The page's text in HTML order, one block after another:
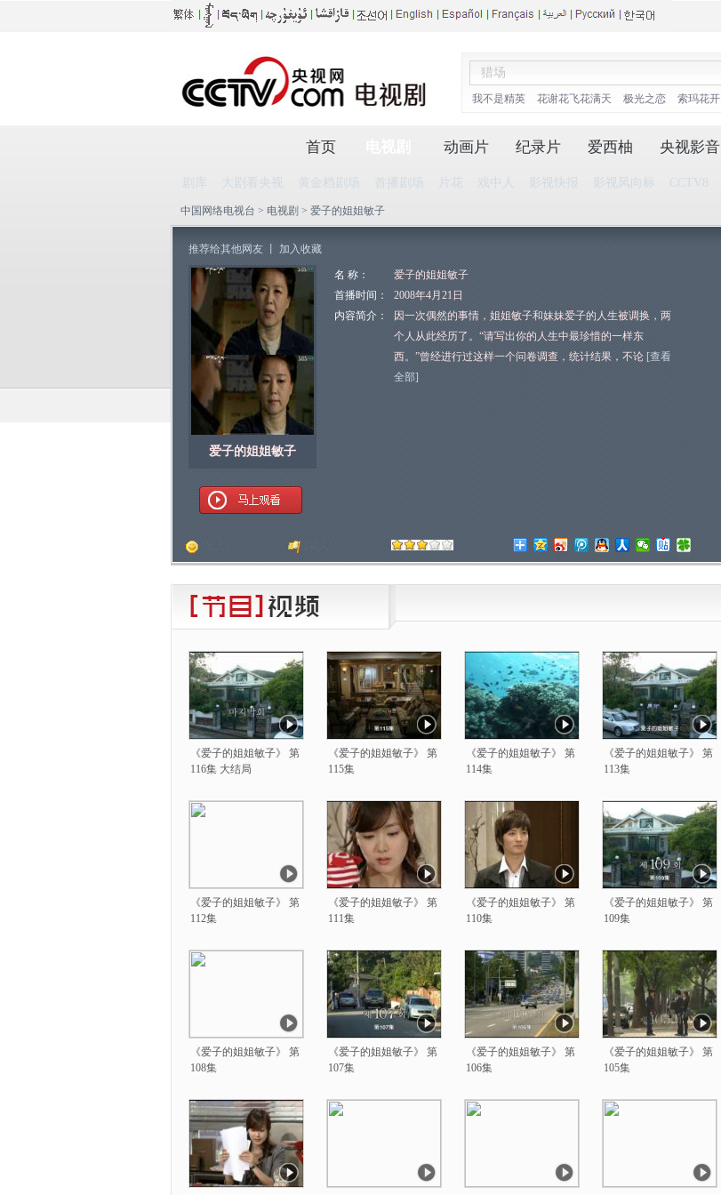
我不是精英 花谢花飞花满天 极光之恋 索玛花开
首页
剧库 大剧看央视 黄金档剧场 首播剧场 片花 戏中人 影视快报 影视风向标 CCTV8
动画片 纪录片 爱西柚 央视影音
中国网络电视台 > 电视剧 > 爱子的姐姐敏子
推荐给其他网友 加入收藏
爱子的姐姐敏子
名 称：
爱子的姐姐敏子
首播时间：
2008年4月21日
内容简介：
因一次偶然的事情，姐姐敏子和妹妹爱子的人生被调换，两
个人从此经历了。“请写出你的人生中最珍惜的一样东
西。”曾经进行过这样一个问卷调查，统计结果，不论 [查看
全部]
《爱子的姐姐敏子》 第
116集 大结局
《爱子的姐姐敏子》 第
115集
《爱子的姐姐敏子》 第
114集
《爱子的姐姐敏子》 第
113集
《爱子的姐姐敏子》 第
112集
《爱子的姐姐敏子》 第
111集
《爱子的姐姐敏子》 第
110集
《爱子的姐姐敏子》 第
109集
《爱子的姐姐敏子》 第
108集
《爱子的姐姐敏子》 第
107集
《爱子的姐姐敏子》 第
106集
《爱子的姐姐敏子》 第
105集